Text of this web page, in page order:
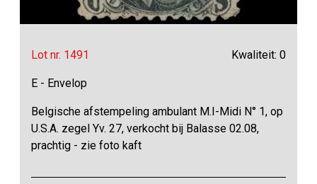
Lot nr. 1491 Kwaliteit: 0
E - Envelop
Belgische afstempeling ambulant M.I-Midi N° 1, op
U.S.A. zegel Yv. 27, verkocht bij Balasse 02.08,
prachtig - zie foto kaft